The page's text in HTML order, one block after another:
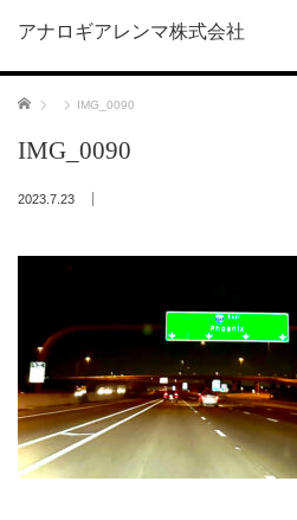
アナロギアレンマ株式会社
ホーム IMG_0090
IMG_0090
2023.7.23